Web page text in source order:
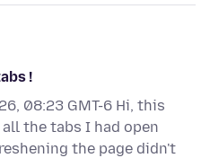
!
08:23 GMT-6 Hi, this
the tabs I had open
the page didn't